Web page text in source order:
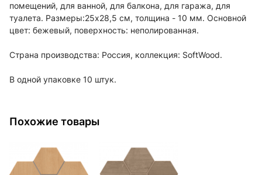
помещений, для ванной, для балкона, для гаража, для
туалета. Размеры:25x28,5 см, толщина - 10 мм. Основной
цвет: бежевый, поверхность: неполированная.
Страна производства: Россия, коллекция: SoftWood.
В одной упаковке 10 штук.
Похожие товары